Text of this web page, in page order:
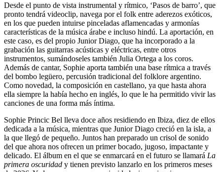
Desde el punto de vista instrumental y rítmico, ‘Pasos de barro’, que
pronto tendrá videoclip, navega por el folk entre aderezos exóticos,
en los que pueden intuirse pinceladas aflamencadas y armonías
características de la música árabe e incluso hindú. La aportación, en
este caso, es del propio Junior Diago, que ha incorporado a la
grabación las guitarras acústicas y eléctricas, entre otros
instrumentos, sumándoseles también Julia Ortega a los coros.
Además de cantar, Sophie aporta también una base rítmica a través
del bombo legüero, percusión tradicional del folklore argentino.
Como novedad, la composición en castellano, ya que hasta ahora
ella siempre la había hecho en inglés, lo que le ha permitido vivir las
canciones de una forma más íntima.
Sophie Princic Bel lleva doce años residiendo en Ibiza, diez de ellos
dedicada a la música, mientras que Junior Diago creció en la isla, a
la que llegó de pequeño. Juntos han preparado un crisol de sonido
del que ahora nos ofrecen un primer bocado, jugoso, impactante y
delicado. El álbum en el que se enmarcará en el futuro se llamará La
primera oscuridad y tienen previsto lanzarlo en los primeros meses